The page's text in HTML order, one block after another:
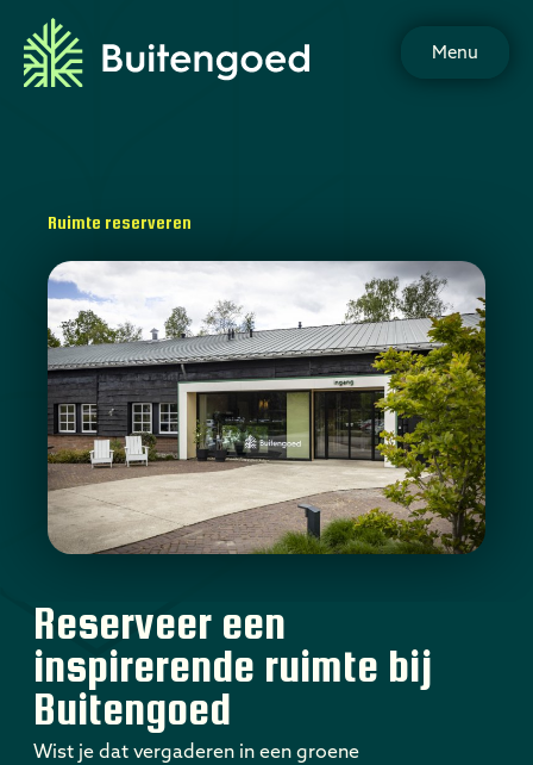
Menu
Ruimte reserveren
Reserveer een
inspirerende ruimte bij
Buitengoed
Wist je dat vergaderen in een groene